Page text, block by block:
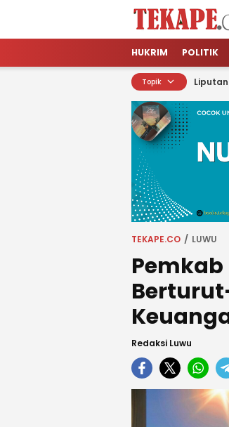
Tekape.co
Jendela Informasi
HUKRIM POLITIK
Topik
TEKAPE.CO LUWU
Pemkab
Redaksi Luwu